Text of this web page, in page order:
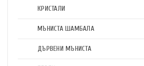
КРИСТАЛИ
МЪНИСТА ШАМБАЛА
ДЪРВЕНИ МЪНИСТА